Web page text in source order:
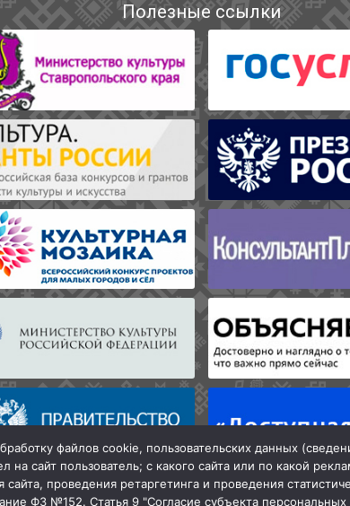
Полезные ссылки
файлов cookie, пользовательских данных
на сайт пользователь; с какого сайта или по какой
проведения ретаргетинга и проведения
ФЗ №152. Статья 9 "Согласие субъекта